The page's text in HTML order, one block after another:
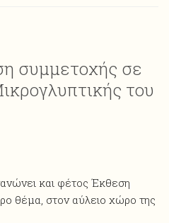
συμμετοχής σε
του
και φέτος Έκθεση
θέμα, στον αύλειο χώρο της